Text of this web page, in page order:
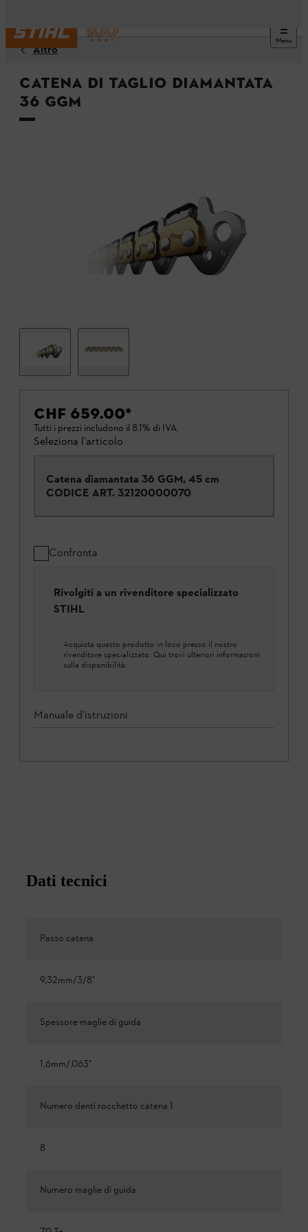
Menu
Altro
Catena di taglio diamantata
36 GGM
CHF 659.00*
Tutti i prezzi includono il 8.1% di IVA.
Seleziona l'articolo
Catena diamantata 36 GGM, 45 cm
CODICE ART. 32120000070
Confronta
Rivolgiti a un rivenditore specializzato
STIHL
Acquista questo prodotto in loco presso il nostro
rivenditore specializzato. Qui trovi ulteriori informazioni
sulla disponibilità.
Manuale d'istruzioni
Dati tecnici
Passo catena
9,32mm/3/8"
Spessore maglie di guida
1,6mm/.063"
Numero denti rocchetto catena 1
8
Numero maglie di guida